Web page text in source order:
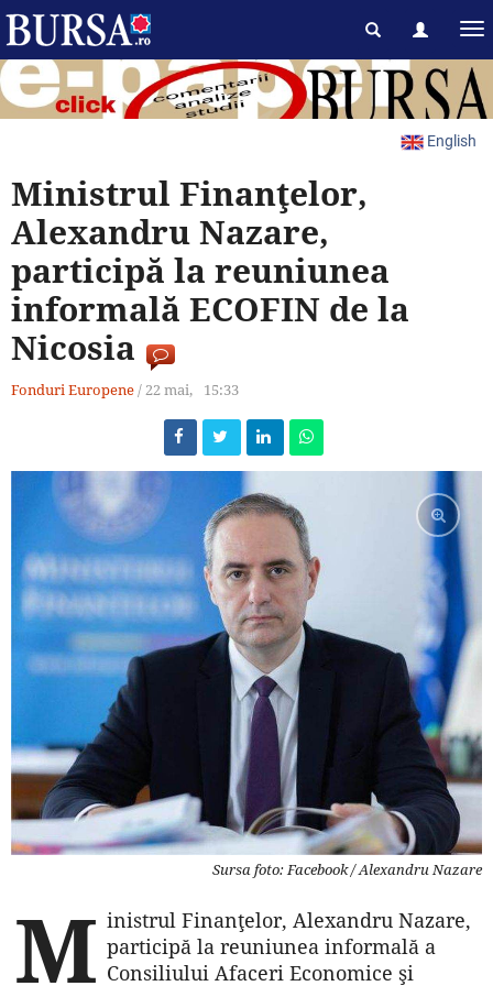
English
Ministrul Finanţelor,
Alexandru Nazare,
participă la reuniunea
informală ECOFIN de la
Nicosia
Fonduri Europene/22 mai, 15:33
Sursa foto: Facebook / Alexandru Nazare
M inistrul Finanţelor, Alexandru Nazare,
participă la reuniunea informală a
Consiliului Afaceri Economice şi